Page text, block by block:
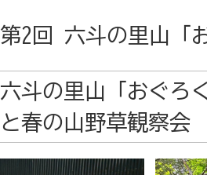
第2回 六斗の里山「
六斗の里山「おぐろ
と春の山野草観察会